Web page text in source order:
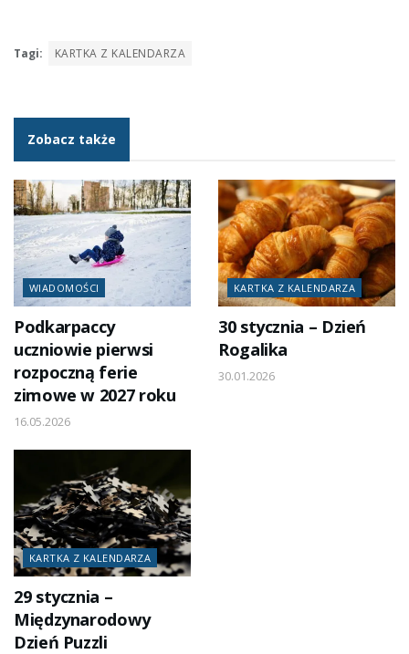
Tagi: KARTKA Z KALENDARZA
Zobacz także
WIADOMOŚCI
Podkarpaccy
uczniowie pierwsi
rozpoczną ferie
zimowe w 2027 roku
16.05.2026
KARTKA Z KALENDARZA
30 stycznia – Dzień
Rogalika
30.01.2026
KARTKA Z KALENDARZA
29 stycznia –
Międzynarodowy
Dzień Puzzli